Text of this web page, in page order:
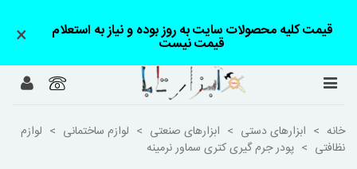
قیمت کلیه محصولات سایت به روز بوده و نیاز به استعلام
قیمت نیست ×
خانه > ابزارهای دستی > ابزارهای صنعتی > لوازم ساختمانی > لوازم
نظافتی > پودر جرم گیری کتری سماور نرمینه